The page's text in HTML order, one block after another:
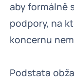
aby formálně
podpory, na
koncernu
Podstata